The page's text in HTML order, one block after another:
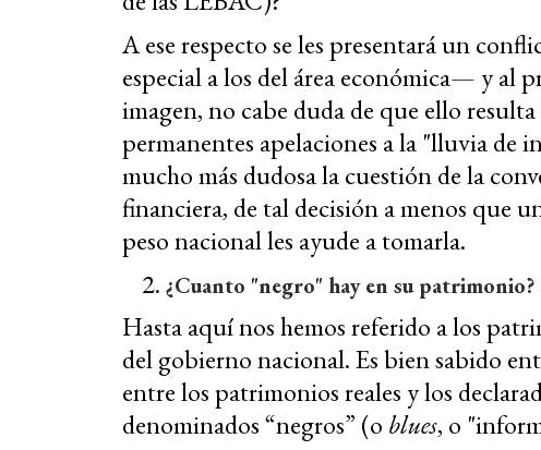
A ese respecto se les presentará un
especial a los del área económica— y al
imagen, no cabe duda de que ello
permanentes apelaciones a la "lluvia de
mucho más dudosa la cuestión de la
financiera, de tal decisión a menos que
peso nacional les ayude a tomarla.
¿Cuanto "negro" hay en su patrimonio?
Hasta aquí nos hemos referido a los
del gobierno nacional. Es bien sabido
entre los patrimonios reales y los
denominados “negros” (o blues, o